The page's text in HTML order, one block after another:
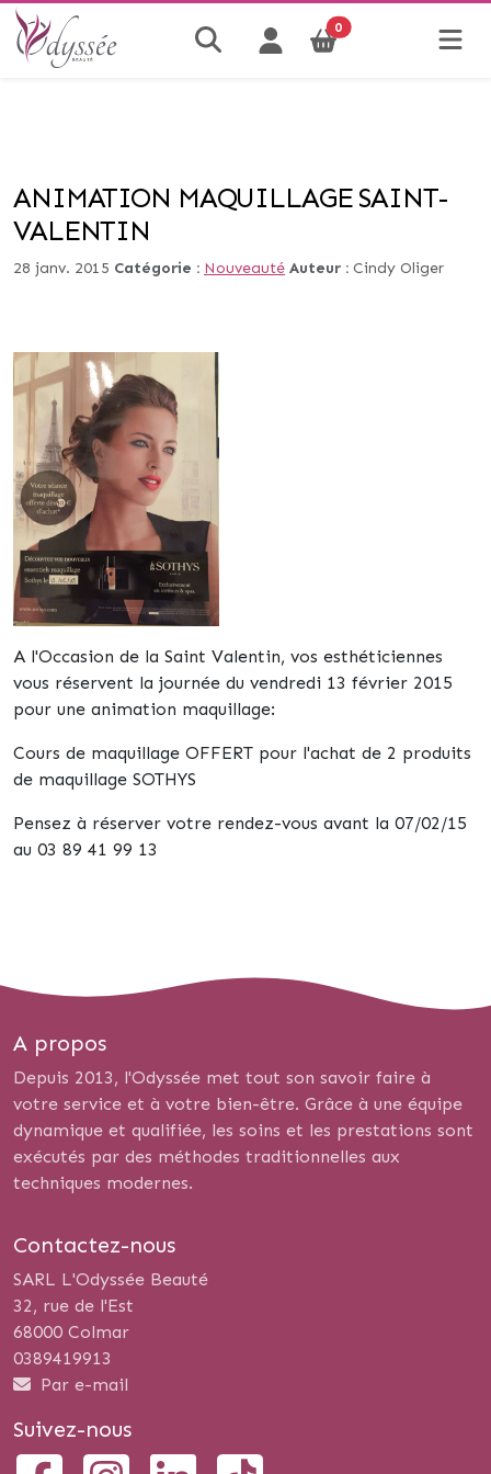
0
ANIMATION MAQUILLAGE SAINT-
VALENTIN
28 janv. 2015 Catégorie : Nouveauté Auteur : Cindy Oliger
A l'Occasion de la Saint Valentin, vos esthéticiennes
vous réservent la journée du vendredi 13 février 2015
pour une animation maquillage:
Cours de maquillage OFFERT pour l'achat de 2 produits
de maquillage SOTHYS
Pensez à réserver votre rendez-vous avant la 07/02/15
au 03 89 41 99 13
A propos
Depuis 2013, l'Odyssée met tout son savoir faire à
votre service et à votre bien-être. Grâce à une équipe
dynamique et qualifiée, les soins et les prestations sont
exécutés par des méthodes traditionnelles aux
techniques modernes.
Contactez-nous
SARL L'Odyssée Beauté
32, rue de l'Est
68000 Colmar
0389419913
Par e-mail
Suivez-nous